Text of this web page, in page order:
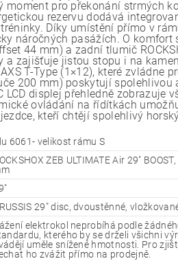
pro překonání strmých
rezervu dodává
Díky umístění přímo v
náročných pasážích. O komfort
44 mm) a zadní tlumič
a zajišťuje jistou stopu i na
T-Type (1×12), které zvládne
200 mm) poskytují
LCD displej přehledně zobrazuje
ovládání na řídítkách
kteří chtějí spolehlivý
6061- velikost rámu S
ZEB ULTIMATE Air 29"
29" disc, dvoustěnné,
elektrokol neprobíhá podle
kterého by se drželi všichni
uměle snížené hmotnosti. Pro
ho zvážit přímo na prodejně.